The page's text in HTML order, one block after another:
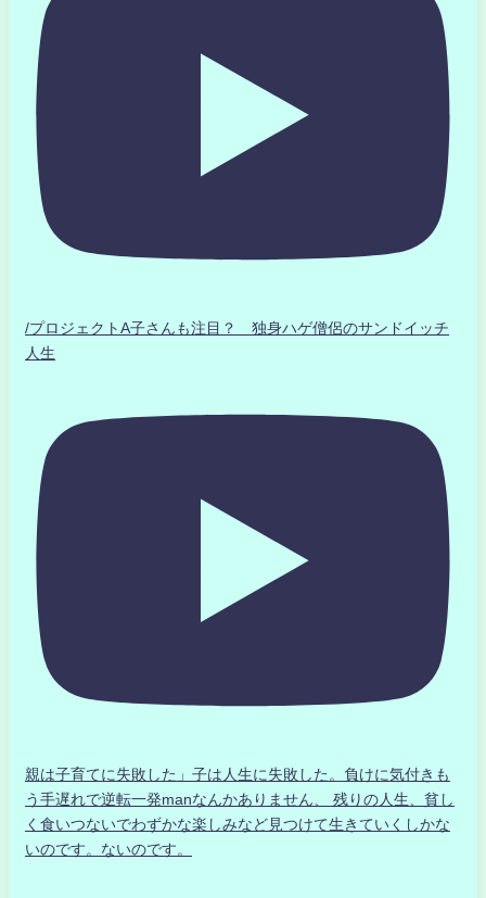
/プロジェクトA子さんも注目？ 独身ハゲ僧侶のサンドイッチ
人生
親は子育てに失敗した」子は人生に失敗した。負けに気付きも
う手遅れで逆転一発manなんかありません、 残りの人生、貧し
く食いつないでわずかな楽しみなど見つけて生きていくしかな
いのです。ないのです。